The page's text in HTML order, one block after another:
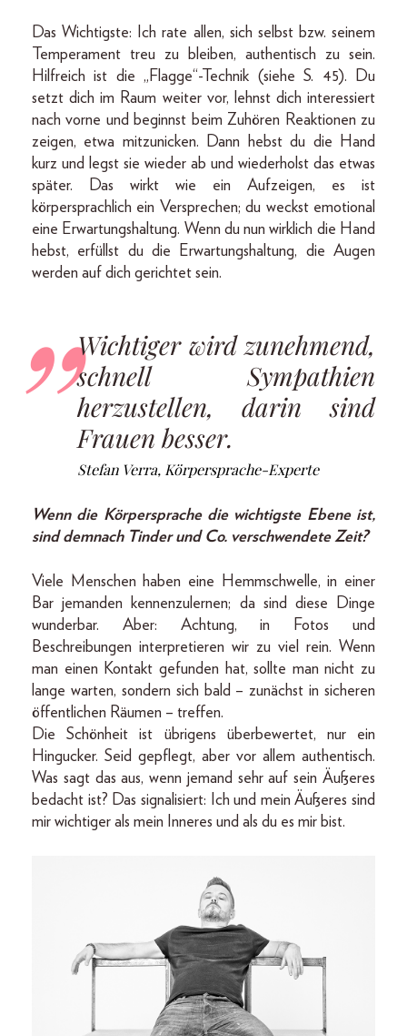
Das Wichtigste: Ich rate allen, sich selbst bzw. seinem
Temperament treu zu bleiben, authentisch zu sein.
Hilfreich ist die „Flagge“-Technik (siehe S. 45). Du
setzt dich im Raum weiter vor, lehnst dich interessiert
nach vorne und beginnst beim Zuhören Reaktionen zu
zeigen, etwa mitzunicken. Dann hebst du die Hand
kurz und legst sie wieder ab und wiederholst das etwas
später. Das wirkt wie ein Aufzeigen, es ist
körpersprachlich ein Versprechen; du weckst emotional
eine Erwartungshaltung. Wenn du nun wirklich die Hand
hebst, erfüllst du die Erwartungshaltung, die Augen
werden auf dich gerichtet sein.
Wichtiger wird zunehmend,
schnell Sympathien
herzustellen, darin sind
Frauen besser.
Stefan Verra, Körpersprache-Experte
Wenn die Körpersprache die wichtigste Ebene ist,
sind demnach Tinder und Co. verschwendete Zeit?
Viele Menschen haben eine Hemmschwelle, in einer
Bar jemanden kennen­zulernen; da sind diese Dinge
wunderbar. Aber: Achtung, in Fotos und
Beschreibungen interpretieren wir zu viel rein. Wenn
man einen Kontakt gefunden hat, sollte man nicht zu
lange warten, sondern sich bald – zunächst in sicheren
öffentlichen Räumen – treffen.
Die Schönheit ist übrigens überbewertet, nur ein
Hingucker. Seid gepflegt, aber vor allem authentisch.
Was sagt das aus, wenn jemand sehr auf sein Äußeres
bedacht ist? Das signalisiert: Ich und mein Äußeres sind
mir wichtiger als mein Inneres und als du es mir bist.